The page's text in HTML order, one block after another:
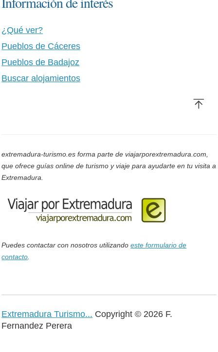
¿Qué ver?
Pueblos de Cáceres
Pueblos de Badajoz
Buscar alojamientos
extremadura-turismo.es forma parte de viajarporextremadura.com,
que ofrece guías online de turismo y viaje para ayudarte en tu visita a
Extremadura.
Puedes contactar con nosotros utilizandoeste formulario de
contacto
Extremadura Turismo... Copyright © 2026 F.
Fernandez Perera